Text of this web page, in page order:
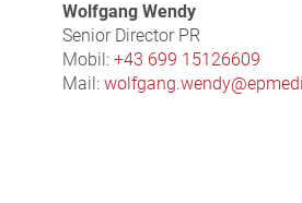
Wolfgang Wendy
Senior Director PR
Mobil:+43 699 15126609
Mail: